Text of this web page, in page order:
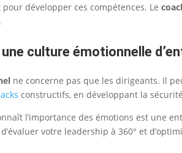
pour développer ces compétences. Le
culture émotionnelle
ne concerne pas que les dirigeants. Il
constructifs, en développant la
l’importance des émotions est une
votre leadership à 360° et